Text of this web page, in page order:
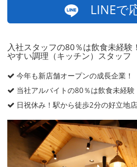
LINEで
入社スタッフの80％は飲食未経験
やすい調理（キッチン）スタッフ
今年も新店舗オープンの成長企業！
当社アルバイトの80％は飲食未経験
日祝休み！駅から徒歩2分の好立地